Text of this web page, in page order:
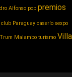
Alfonso pop premios
Paraguay caserío sexpo
Trum Malambo turismo Villa